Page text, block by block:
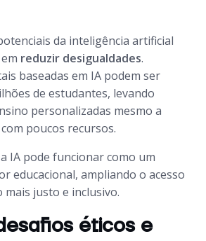
da inteligência artificial
reduzir desigualdades.
baseadas em IA podem ser
de estudantes, levando
personalizadas mesmo a
poucos recursos.
IA pode funcionar como um
educacional, ampliando o acesso
mais justo e inclusivo.
éticos e